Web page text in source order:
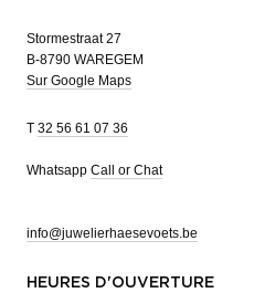
Stormestraat 27
B-8790 WAREGEM
Sur Google Maps
T 32 56 61 07 36
Whatsapp Call or Chat
info@juwelierhaesevoets.be
HEURES D'OUVERTURE